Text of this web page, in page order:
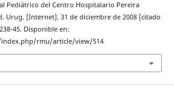
Pediátrico del Centro Hospitalario Pereira
Urug. [Internet]. 31 de diciembre de 2008 [citado
45. Disponible en:
rmu/article/view/514